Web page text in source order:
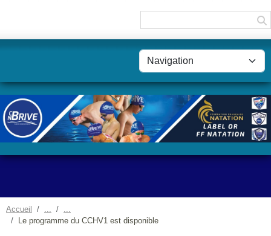
Accueil
Le programme du CCHV1 est disponible